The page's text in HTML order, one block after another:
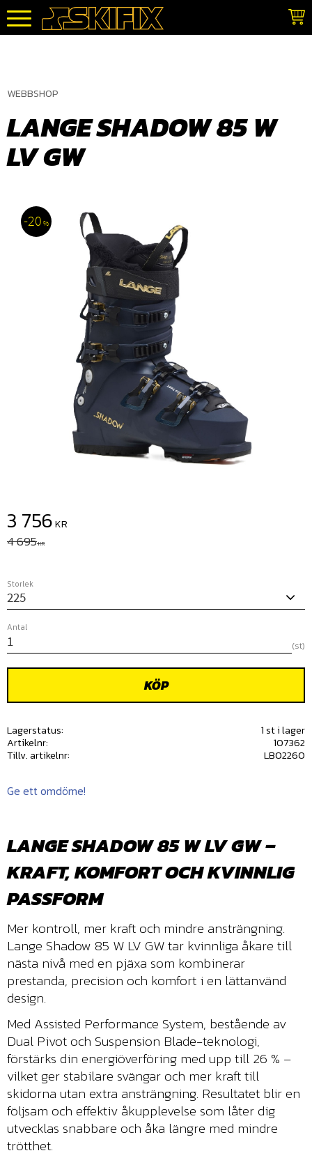
Meny
WEBBSHOP
LANGE SHADOW 85 W
LV GW
20 %
Nedsatt pris:
3 756KR
Ordinarie pris:
4 695KR
Storlek
Antal
st
KÖP
Lagerstatus
1 st i lager
Artikelnr
107362
Tillv. artikelnr
LBO2260
Ge ett omdöme!
LANGE SHADOW 85 W LV GW –
KRAFT, KOMFORT OCH KVINNLIG
PASSFORM
Mer kontroll, mer kraft och mindre ansträngning.
Lange Shadow 85 W LV GW tar kvinnliga åkare till
nästa nivå med en pjäxa som kombinerar
prestanda, precision och komfort i en lättanvänd
design.
Med Assisted Performance System, bestående av
Dual Pivot och Suspension Blade-teknologi,
förstärks din energiöverföring med upp till 26 % –
vilket ger stabilare svängar och mer kraft till
skidorna utan extra ansträngning. Resultatet blir en
följsam och effektiv åkupplevelse som låter dig
utvecklas snabbare och åka längre med mindre
trötthet.